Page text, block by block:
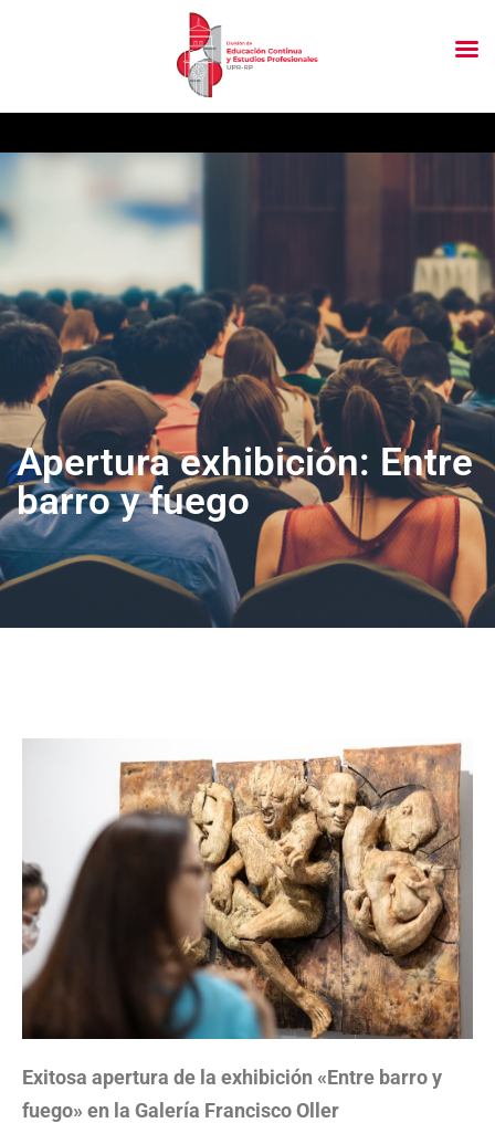
Apertura exhibición: Entre
barro y fuego
Exitosa apertura de la exhibición «Entre barro y
fuego» en la Galería Francisco Oller